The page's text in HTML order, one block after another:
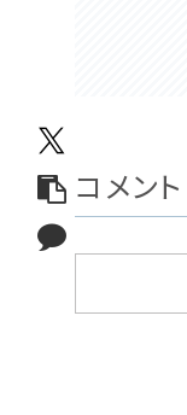
コメント